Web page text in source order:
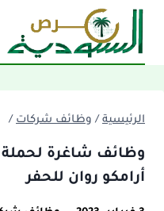
التجاوز
المحتوى
الرئيسية / وظائف شركات /
وظائف شاغرة لحملة
أرامكو روان للحفر